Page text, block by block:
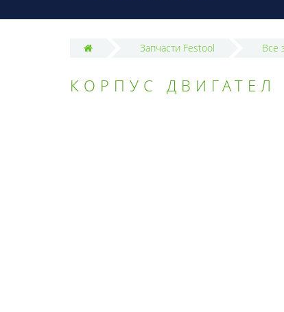
Запчасти Festool Все
КОРПУС ДВИГАТЕЛ